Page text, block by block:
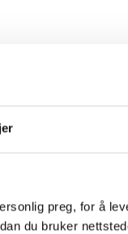
preg, for å
du bruker